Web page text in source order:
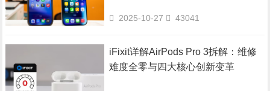
2025-10-27 43041
iFixit详解AirPods Pro 3拆解：维修
难度全零与四大核心创新变革